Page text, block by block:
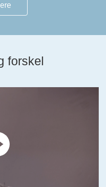
forskel